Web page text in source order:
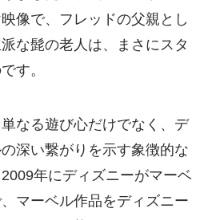
像で、フレッドの父親とし
な髭の老人は、まさにスタ
す。
なる遊び心だけでなく、デ
深い繋がりを示す象徴的な
年にディズニーがマーベ
マーベル作品をディズニー